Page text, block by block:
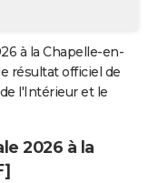
à la Chapelle-en-
résultat officiel de
l'Intérieur et le
2026 à la